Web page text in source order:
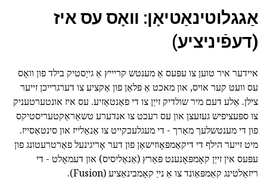
אַגגלוטינאַטיאָן: וואָס עס איז
(דעפֿיניציע)
איידער איר טוען צו עפּעס אַ מענטש קריייץ אַ גייַסטיק בילד פון וואָס
עס וועט קער אויס, און מאכט אַ פּלאַן פון אַקציע צו דערגרייכן זייער
צילן. אַלע דעם מיר שולדיק זייַן צו די פאַנטאַזיע. עס איז אונטערטעניק
צו ספּעציפיש געזעצן און עס רעכט צו אנדערע טשאַראַקטעריסטיקס
פון די מענטשלעך מאַרך - די מעגלעכקייט צו אַנאַלייז און סינטאַסייז.
מיט זייער הילף די דיקאַמפּאָוזישאַן פון דער אָריגינעל פאַרטרעטונג פון
עפּעס אין זייַן קאָמפּאָנענט פּאַרץ (אַנאַליסיס) און דעמאָלט - די
ריזאַלטינג קאַמפּאַונד צו אַ נייַ קאָמבינאַציע (Fusion).